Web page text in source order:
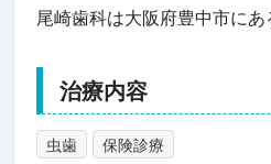
尾崎歯科は大阪府豊中市にあ
治療内容
虫歯 保険診療